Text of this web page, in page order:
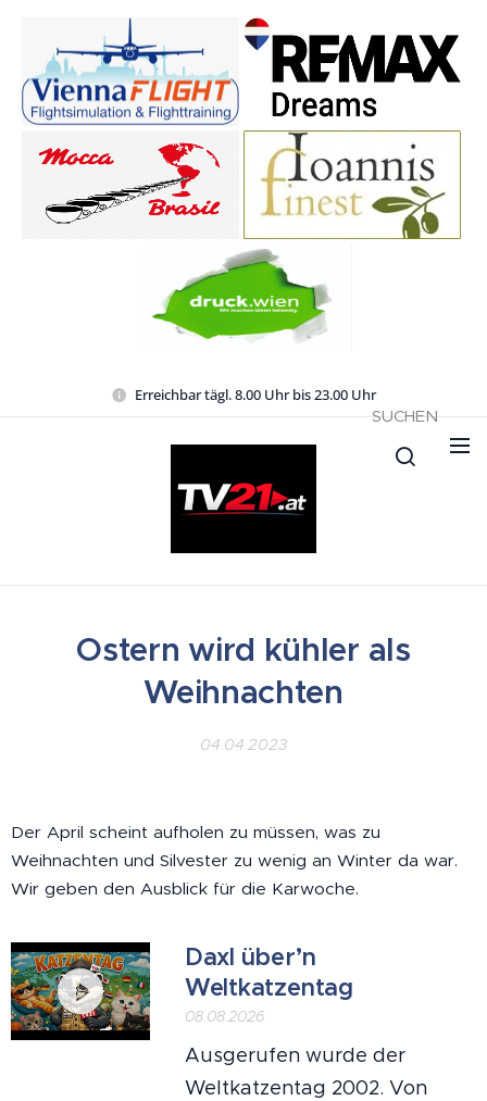
Erreichbar tägl. 8.00 Uhr bis 23.00 Uhr
SUCHEN
Ostern wird kühler als
Weihnachten
04.04.2023
Der April scheint aufholen zu müssen, was zu
Weihnachten und Silvester zu wenig an Winter da war.
Wir geben den Ausblick für die Karwoche.
Daxl über’n
Weltkatzentag
08.08.2026
Ausgerufen wurde der
Weltkatzentag 2002. Von